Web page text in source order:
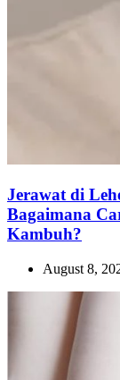
Jerawat di
Bagaimana
Kambuh?
August 8,